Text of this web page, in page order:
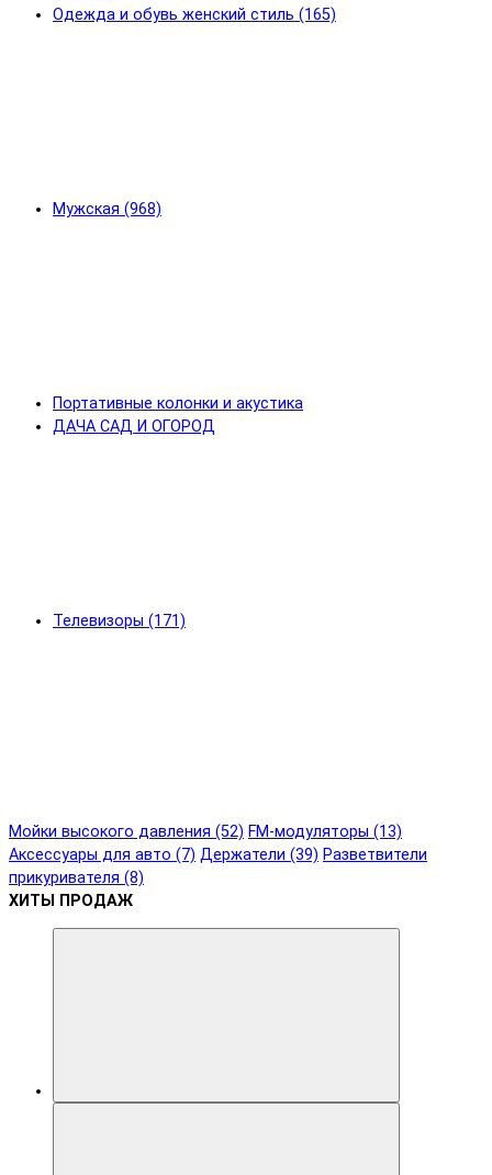
Одежда и обувь женский стиль (165)
Мужская (968)
Портативные колонки и акустика
ДАЧА САД И ОГОРОД
Телевизоры (171)
Мойки высокого давления (52) FM-модуляторы (13)
Аксессуары для авто (7) Держатели (39) Разветвители
прикуривателя (8)
ХИТЫ ПРОДАЖ